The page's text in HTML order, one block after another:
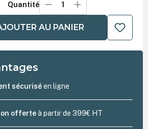
Quantité
AU PANIER
sécuriséen ligne
offerteà partir de 399€ HT